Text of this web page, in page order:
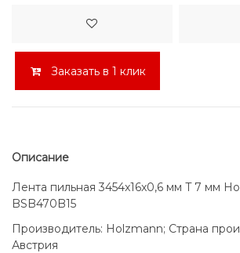
Заказать в 1 клик
Описание
Лента пильная 3454x16x0,6 мм T 7 мм
BSB470B15
Производитель: Holzmann; Страна
Австрия